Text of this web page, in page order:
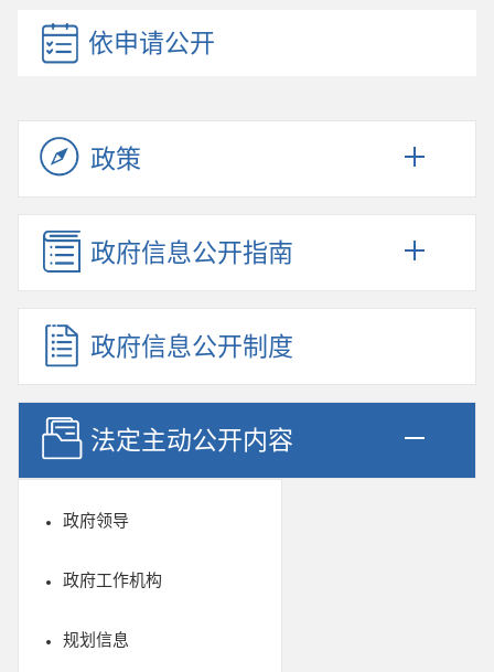
依申请公开
政策
政府信息公开指南
政府信息公开制度
法定主动公开内容
政府领导
政府工作机构
规划信息